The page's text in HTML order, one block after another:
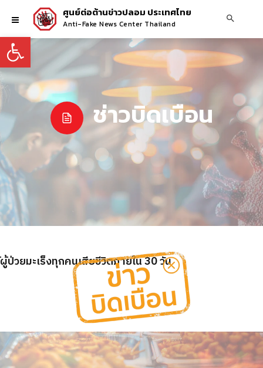
Open toolbar
ศูนย์ต่อต้านข่าวปลอม ประเทศไทย
Anti-Fake News Center Thailand
ช่าวบิดเบือน
วยมะเร็งทุกคนเสียชีวิตภายใน 30 วัน